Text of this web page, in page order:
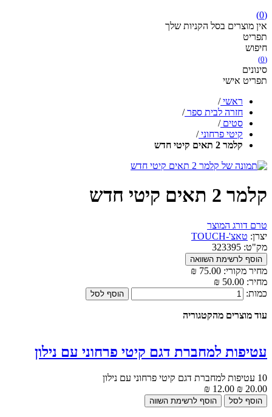
(0)
אין מוצרים בסל הקניות שלך
תפריט
חיפוש
(0)
סינונים
תפריט אישי
ראשי /
חזרה לבית ספר /
סטים /
קיטי פרחוני /
קלמר 2 תאים קיטי חדש
קלמר 2 תאים קיטי חדש
טרם דורג המוצר
יצרן: טאצ'-TOUCH
מק"ט: 323395
מחיר מקורי: 75.00 ₪
מחיר: 50.00 ₪
כמות:
עוד מוצרים מהקטגוריה
עטיפות למחברת דגם קיטי פרחוני עם נילון
10 עטיפות למחברת דגם קיטי פרחוני עם נילון
20.00 ₪
12.00 ₪